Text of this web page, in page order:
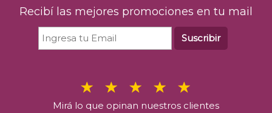
Recibí las mejores promociones en tu mail
Suscribir
Mirá lo que opinan nuestros clientes